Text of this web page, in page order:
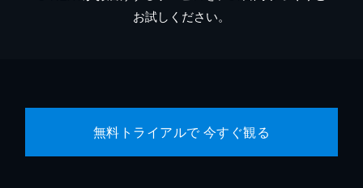
お試しください。
無料トライアルで 今すぐ観る